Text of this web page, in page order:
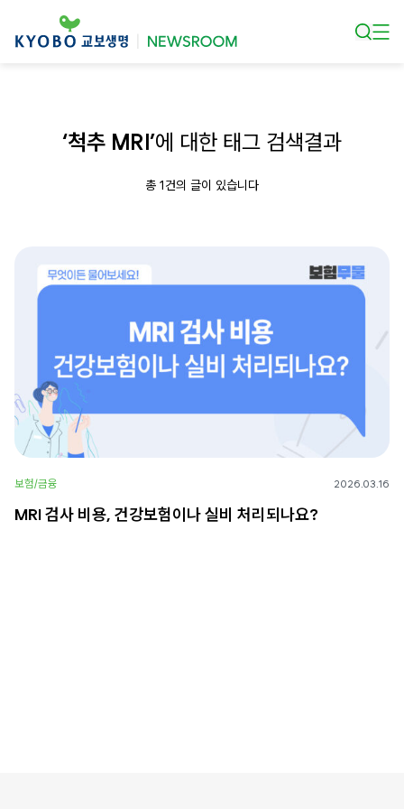
‘척추 MRI’에 대한 태그 검색결과
총 1건의 글이 있습니다
보험/금융 2026.03.16
MRI 검사 비용, 건강보험이나 실비 처리되나요?